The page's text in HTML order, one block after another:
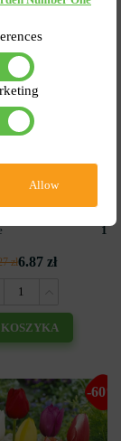
5 września
1467
1
zł6.87 zł
KOSZYKA
-60%
Allow